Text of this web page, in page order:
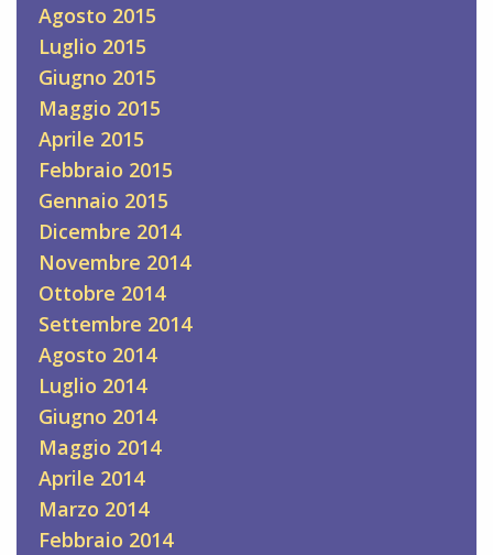
Agosto 2015
Luglio 2015
Giugno 2015
Maggio 2015
Aprile 2015
Febbraio 2015
Gennaio 2015
Dicembre 2014
Novembre 2014
Ottobre 2014
Settembre 2014
Agosto 2014
Luglio 2014
Giugno 2014
Maggio 2014
Aprile 2014
Marzo 2014
Febbraio 2014